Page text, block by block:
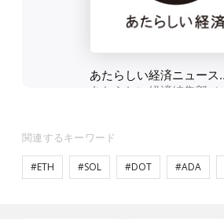
関連するキーワード
#ETH #SOL #DOT #ADA